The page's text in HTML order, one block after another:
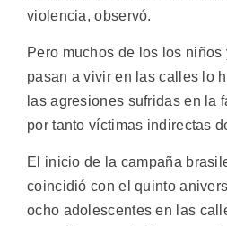
violencia, observó.
Pero muchos de los los
pasan a vivir en las calles lo
las agresiones sufridas en la
por tanto víctimas indirectas
El inicio de la campaña
coincidió con el quinto
ocho adolescentes en las